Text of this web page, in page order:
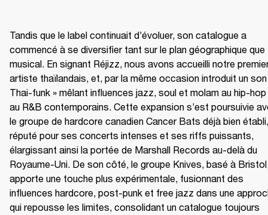
Tandis que le label continuait d’évoluer, son catalogue a
commencé à se diversifier tant sur le plan géographique que
musical. En signant Réjizz, nous avons accueilli notre
artiste thaïlandais, et, par la même occasion introduit un son
Thai-funk » mêlant influences jazz, soul et molam au hip-
au R&B contemporains. Cette expansion s’est poursuivie
le groupe de hardcore canadien Cancer Bats déjà bien établi,
réputé pour ses concerts intenses et ses riffs puissants,
élargissant ainsi la portée de Marshall Records au-delà du
Royaume-Uni. De son côté, le groupe Knives, basé à
apporte une touche plus expérimentale, fusionnant des
influences hardcore, post-punk et free jazz dans une
qui repousse les limites, consolidant un catalogue toujours